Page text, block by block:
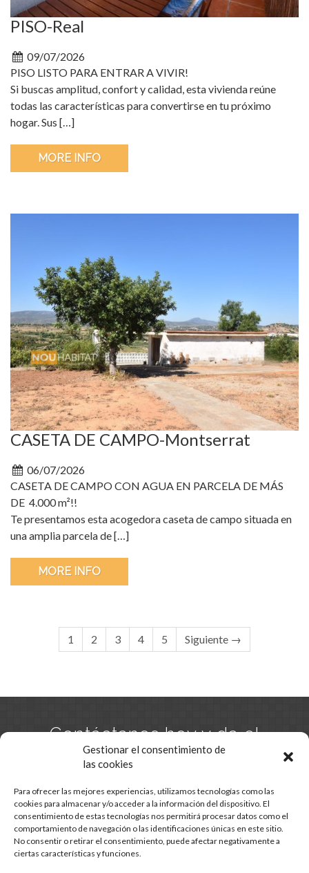
Gestionar el consentimiento de
las cookies
Para ofrecer las mejores experiencias, utilizamos tecnologías como las
cookies para almacenar y/o acceder a la información del dispositivo. El
consentimiento de estas tecnologías nos permitirá procesar datos como el
comportamiento de navegación o las identificaciones únicas en este sitio.
No consentir o retirar el consentimiento, puede afectar negativamente a
ciertas características y funciones.
PISO-Real
09/07/2026
PISO LISTO PARA ENTRAR A VIVIR!
Si buscas amplitud, confort y calidad, esta vivienda reúne
todas las características para convertirse en tu próximo
hogar. Sus […]
MORE INFO
CASETA DE CAMPO-Montserrat
06/07/2026
CASETA DE CAMPO CON AGUA EN PARCELA DE MÁS
DE 4.000 m²!!
Te presentamos esta acogedora caseta de campo situada en
una amplia parcela de […]
MORE INFO
1 2 3 4 5 Siguiente →
Contáctanos hoy y da el
primer paso hacia tu
hogar.
CONTACTO